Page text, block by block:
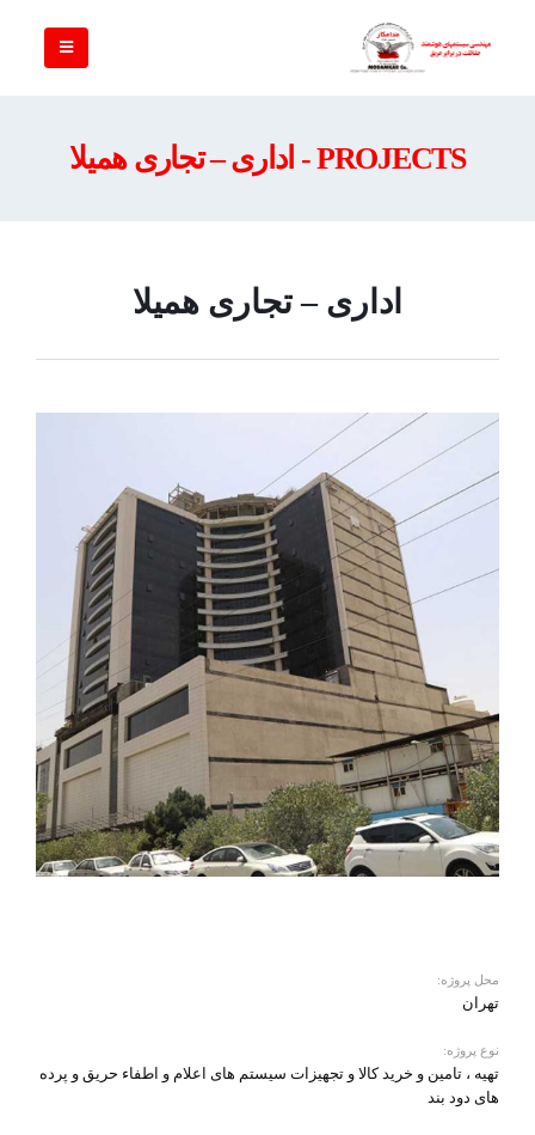
PROJECTS - اداری – تجاری همیلا
اداری – تجاری همیلا
محل پروژه:
تهران
نوع پروژه:
تهیه ، تامین و خرید کالا و تجهیزات سیستم های اعلام و اطفاء حریق و پرده
های دود بند